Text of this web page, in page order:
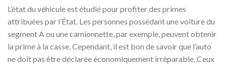
L’état du véhicule est étudié pour profiter des primes
attribuées par l’État. Les personnes possédant une voiture du
segment A ou une camionnette, par exemple, peuvent obtenir
la prime à la casse. Cependant, il est bon de savoir que l’auto
ne doit pas être déclarée économiquement irréparable. Ceux